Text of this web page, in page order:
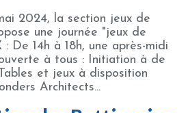
2024, la section jeux de
une journée "jeux de
De 14h à 18h, une après-midi
à tous : Initiation à de
et jeux à disposition
Architects...